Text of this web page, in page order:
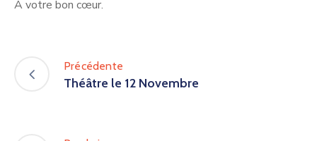
À votre bon cœur.
Précédente
Théâtre le 12 Novembre